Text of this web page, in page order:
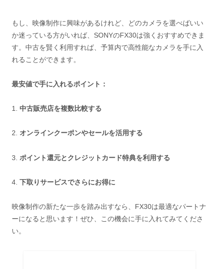
もし、映像制作に興味があるけれど、どのカメラを選べばいい
か迷っている方がいれば、SONYのFX30は強くおすすめできま
す。中古を賢く利用すれば、予算内で高性能なカメラを手に入
れることができます。
最安値で手に入れるポイント：
1. 中古販売店を複数比較する
2. オンラインクーポンやセールを活用する
3. ポイント還元とクレジットカード特典を利用する
4. 下取りサービスでさらにお得に
映像制作の新たな一歩を踏み出すなら、FX30は最適なパートナ
ーになると思います！ぜひ、この機会に手に入れてみてくださ
い。